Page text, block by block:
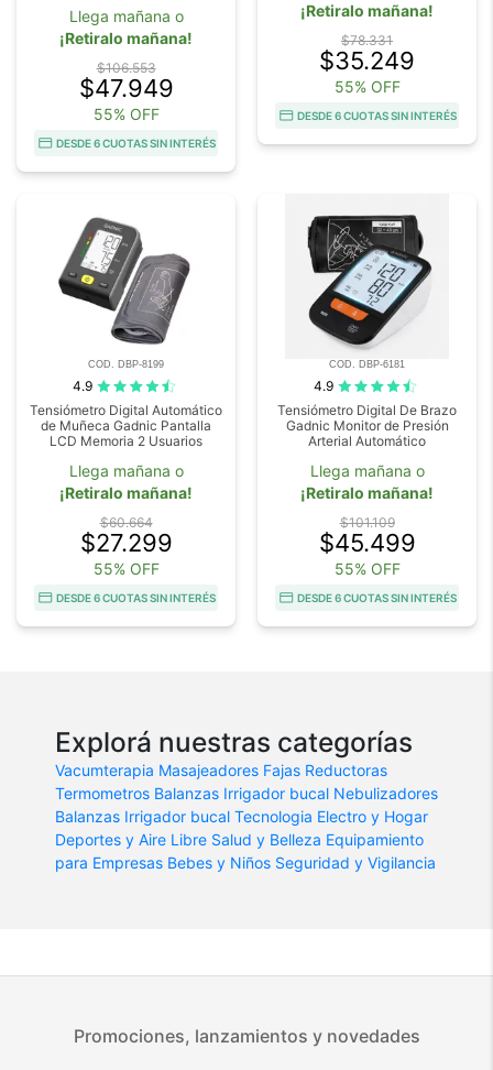
Llega mañana o
¡Retiralo mañana!
$106.553
$47.949
55% OFF
DESDE 6 CUOTAS SIN INTERÉS
¡Retiralo mañana!
$78.331
$35.249
55% OFF
DESDE 6 CUOTAS SIN INTERÉS
COD. DBP-8199
4.9
Tensiómetro Digital Automático
de Muñeca Gadnic Pantalla
LCD Memoria 2 Usuarios
Llega mañana o
¡Retiralo mañana!
$60.664
$27.299
55% OFF
DESDE 6 CUOTAS SIN INTERÉS
COD. DBP-6181
4.9
Tensiómetro Digital De Brazo
Gadnic Monitor de Presión
Arterial Automático
Llega mañana o
¡Retiralo mañana!
$101.109
$45.499
55% OFF
DESDE 6 CUOTAS SIN INTERÉS
Explorá nuestras categorías
Vacumterapia Masajeadores Fajas Reductoras
Termometros Balanzas Irrigador bucal Nebulizadores
Balanzas Irrigador bucal Tecnologia Electro y Hogar
Deportes y Aire Libre Salud y Belleza Equipamiento
para Empresas Bebes y Niños Seguridad y Vigilancia
Promociones, lanzamientos y novedades